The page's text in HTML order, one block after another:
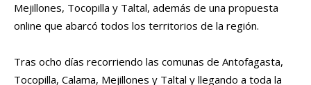
Mejillones, Tocopilla y Taltal, además de una propuesta
online que abarcó todos los territorios de la región.
Tras ocho días recorriendo las comunas de Antofagasta,
Tocopilla, Calama, Mejillones y Taltal y llegando a toda la